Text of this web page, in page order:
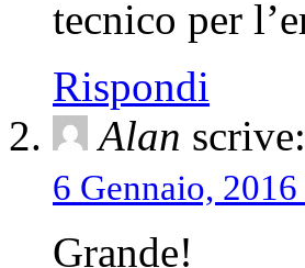
tecnico per
Rispondi
Alan scrive:
6 Gennaio,
Grande!